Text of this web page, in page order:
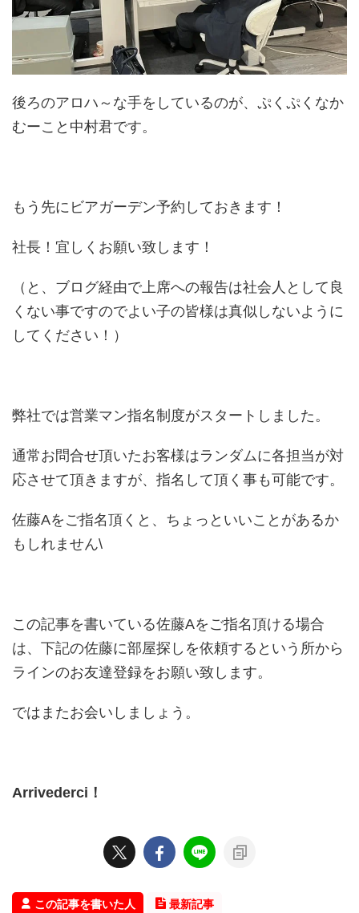
後ろのアロハ～な手をしているのが、ぷくぷくなか
むーこと中村君です。
もう先にビアガーデン予約しておきます！
社長！宜しくお願い致します！
（と、ブログ経由で上席への報告は社会人として良
くない事ですのでよい子の皆様は真似しないように
してください！）
弊社では営業マン指名制度がスタートしました。
通常お問合せ頂いたお客様はランダムに各担当が対
応させて頂きますが、指名して頂く事も可能です。
佐藤Aをご指名頂くと、ちょっといいことがあるか
もしれません\
この記事を書いている佐藤Aをご指名頂ける場合
は、下記の佐藤に部屋探しを依頼するという所から
ラインのお友達登録をお願い致します。
ではまたお会いしましょう。
Arrivederci ！
この記事を書いた人 最新記事